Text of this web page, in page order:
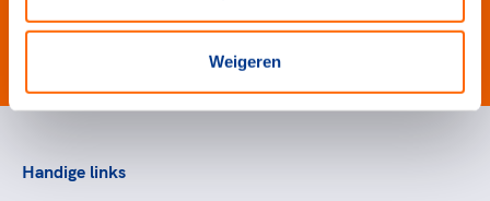
Weigeren
#wewinnenveelmetsport
Handige links